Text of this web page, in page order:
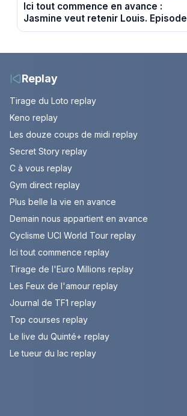
Ici tout commence en avance :
Jasmine veut retenir Louis. Episode
du 6 août 2026 (spoiler)
Replay
Tirage du Loto replay
Keno replay
Les douze coups de midi replay
Secret Story replay
C à vous replay
Gym direct replay
Plus belle la vie en avance
Demain nous appartient en avance
Cyclisme UCI World Tour replay
Ici tout commence replay
Tirage de l'Euro Millions replay
Les Feux de l'amour replay
Journal de TF1 replay
Top courses replay
Le live du Quinté+ replay
Le tueur du lac replay